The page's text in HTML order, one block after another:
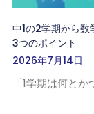
中1の2学期から数
3つのポイント
2026年7月14日
「1学期は何と